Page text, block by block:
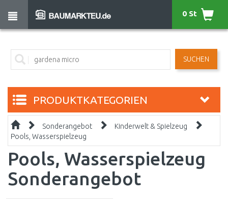
SUCHEN
0 St
PRODUKTKATEGORIEN
Sonderangebot
Kinderwelt & Spielzeug
Pools, Wasserspielzeug
Pools, Wasserspielzeug
Sonderangebot